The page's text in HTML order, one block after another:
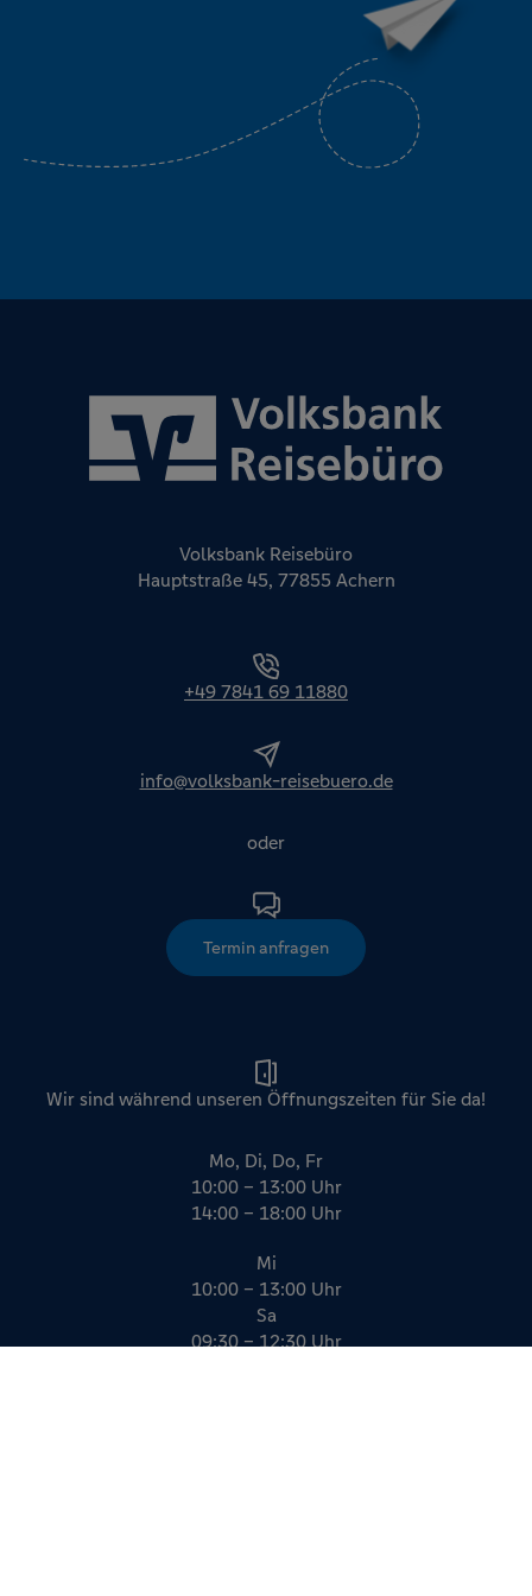
Volksbank Reisebüro
Hauptstraße 45, 77855 Achern
+49 7841 69 11880
info@volksbank-reisebuero.de
oder
Termin anfragen
Wir sind während unseren Öffnungszeiten für Sie da!
Mo, Di, Do, Fr
10:00 – 13:00 Uhr
14:00 – 18:00 Uhr
Mi
10:00 – 13:00 Uhr
Sa
09:30 – 12:30 Uhr